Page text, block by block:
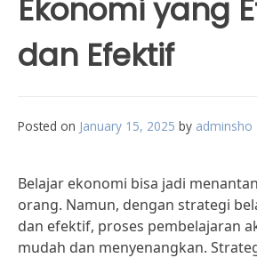
Ekonomi yang
dan Efektif
Posted on January 15, 2025 by adminsho
Belajar ekonomi bisa jadi
orang. Namun, dengan strategi
dan efektif, proses pembelajaran
mudah dan menyenangkan.